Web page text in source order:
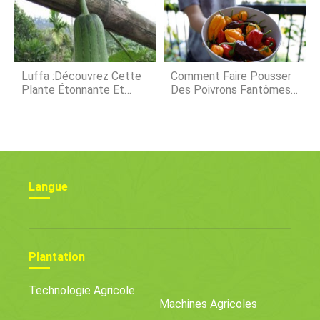
Luffa :découvrez Cette
Plante Étonnante Et
Comment Faire Pousser
Des Poivrons Fantômes
Langue
Plantation
Technologie Agricole
Machines Agricoles